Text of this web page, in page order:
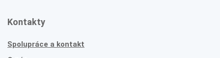
Kontakty
Spolupráce a kontakt